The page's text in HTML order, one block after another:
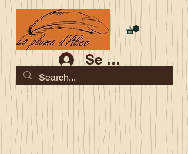
Se connecter
Les commandes jusqu'au 2 août sont garanties pour la
rentrée
Je serai en congés du 10 au 23 août